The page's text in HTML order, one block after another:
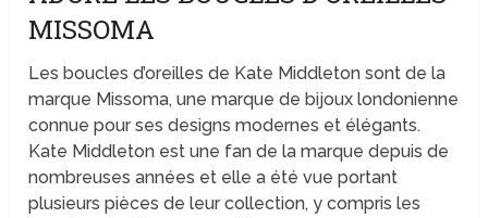
MISSOMA
Les boucles d’oreilles de Kate Middleton sont de la
marque Missoma, une marque de bijoux londonienne
connue pour ses designs modernes et élégants.
Kate Middleton est une fan de la marque depuis de
nombreuses années et elle a été vue portant
plusieurs pièces de leur collection, y compris les